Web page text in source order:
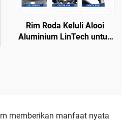
Rim Roda Keluli Alooi
Aluminium LinTech untuk
memberikan manfaat nyata